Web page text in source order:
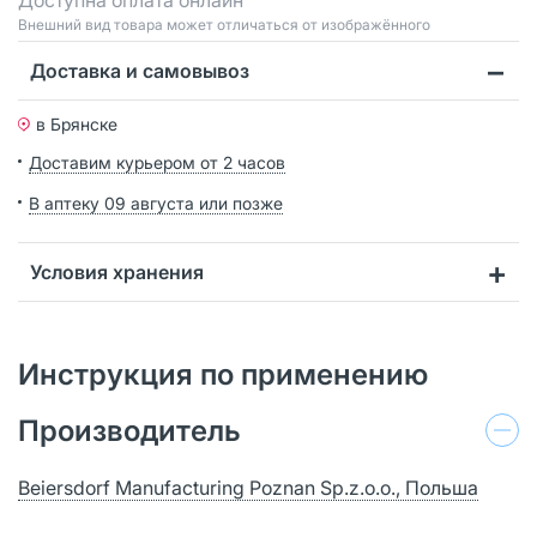
Bнешний вид товара может отличаться от изображённого
Доставка и самовывоз
в Брянске
Доставим курьером от 2 часов
В аптеку 09 августа или позже
Условия хранения
Инструкция по применению
Производитель
Beiersdorf Manufacturing Poznan Sp.z.o.o., Польша